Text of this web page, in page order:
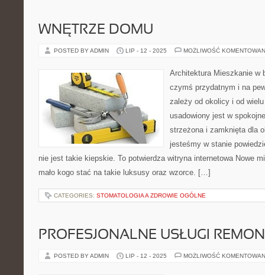
WNĘTRZE DOMU
POSTED BY ADMIN LIP - 12 - 2025 MOŻLIWOŚĆ
Architektura Mieszkanie w
czymś przydatnym i na
zależy od okolicy i od
usadowiony jest w
strzeżona i zamknięta dla
jesteśmy w stanie
nie jest takie kiepskie. To potwierdza witryna internetowa Nowe
mało kogo stać na takie luksusy oraz wzorce. […]
CATEGORIES: STOMATOLOGIA A ZDROWIE OGÓLNE
PROFESJONALNE USŁUGI
POSTED BY ADMIN LIP - 12 - 2025 MOŻLIWOŚĆ